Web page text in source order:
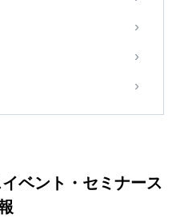
ベント・セミナース